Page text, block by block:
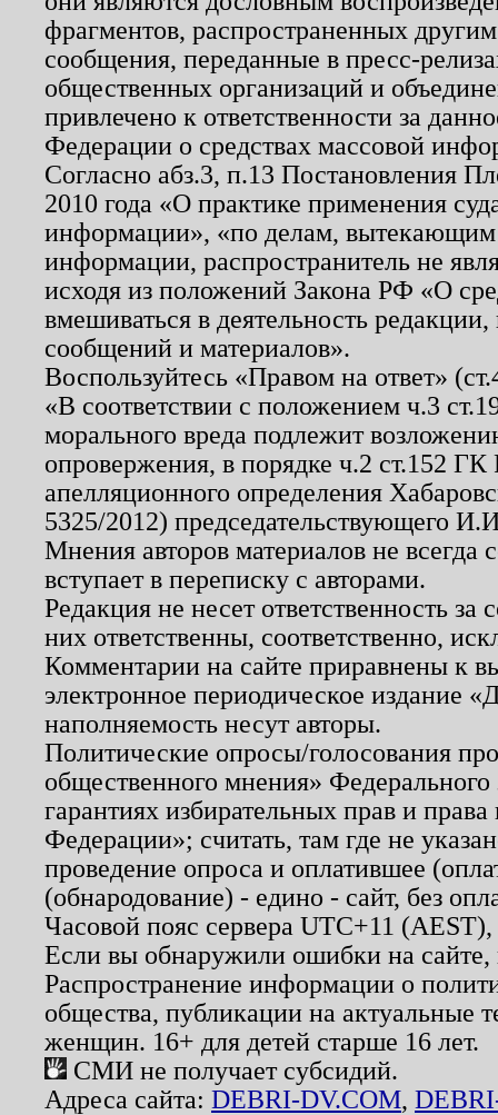
фрагментов, распространенных
сообщения, переданные в пресс-
общественных организаций и
привлечено к ответственности за
Федерации о средствах массовой
Согласно абз.3, п.13 Постановления
2010 года «О практике применения
информации», «по делам, вытекающим
информации, распространитель не
исходя из положений Закона РФ «О
вмешиваться в деятельность
сообщений и материалов».
Воспользуйтесь «Правом на ответ»
«В соответствии с положением ч.3
морального вреда подлежит
опровержения, в порядке ч.2 ст.152
апелляционного определения
5325/2012) председательствующего
Мнения авторов материалов не
вступает в переписку с авторами.
Редакция не несет ответственность
них ответственны, соответственно,
Комментарии на сайте приравнены к
электронное периодическое издание
наполняемость несут авторы.
Политические опросы/голосования
общественного мнения»
гарантиях избирательных прав и
Федерации»; считать, там где не
проведение опроса и оплатившее
(обнародование) - едино - сайт, без
Часовой пояс сервера UTC+11
Если вы обнаружили ошибки на
Распространение информации о
общества, публикации на актуальные
женщин. 16+ для детей старше 16 лет.
СМИ не получает субсидий.
Адреса сайта: DEBRI-DV.COM,